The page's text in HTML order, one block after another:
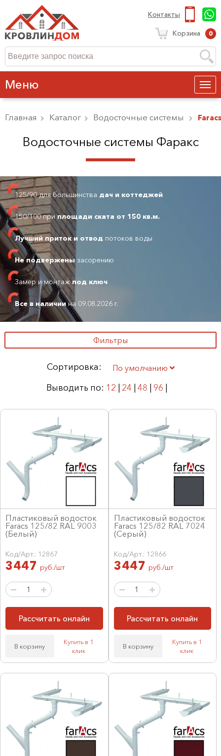
Контакты
Корзина 0
Меню
Главная Каталог Водосточные системы Faracs
Водосточные системы Фаракс
125/90 для большинства дач и коттеджей
150/100 приплощади ската от 150 кв.м.
Лучший приток и отвод потоков воды
Не подверженызасорению
Замер и монтажпод ключ
Все в наличиина 09.08.2026 г.
Фильтры
Сортировка: По умолчанию
Выводить по: 12 | 24 | 48 | 96 |
Пластиковый водосток
Faracs 125/82 RAL 9003
(Белый)
Код/Арт.: 12867
3447 руб./шт
Рассчитать онлайн
В корзину
Купить в 1
клик
Пластиковый водосток
Faracs 125/82 RAL 7024
(Серый)
Код/Арт.: 12866
3447 руб./шт
Рассчитать онлайн
В корзину
Купить в 1
клик